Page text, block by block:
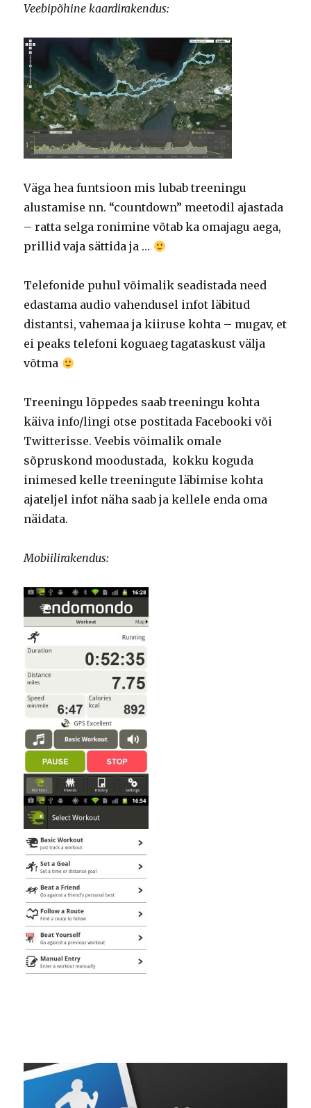
Veebipõhine kaardirakendus:
Väga hea funtsioon mis lubab treeningu
alustamise nn. “countdown” meetodil ajastada
– ratta selga ronimine võtab ka omajagu aega,
prillid vaja sättida ja …
Telefonide puhul võimalik seadistada need
edastama audio vahendusel infot läbitud
distantsi, vahemaa ja kiiruse kohta – mugav, et
ei peaks telefoni koguaeg tagataskust välja
võtma
Treeningu lõppedes saab treeningu kohta
käiva info/lingi otse postitada Facebooki või
Twitterisse. Veebis võimalik omale
sõpruskond moodustada, kokku koguda
inimesed kelle treeningute läbimise kohta
ajateljel infot näha saab ja kellele enda oma
näidata.
Mobiilirakendus: